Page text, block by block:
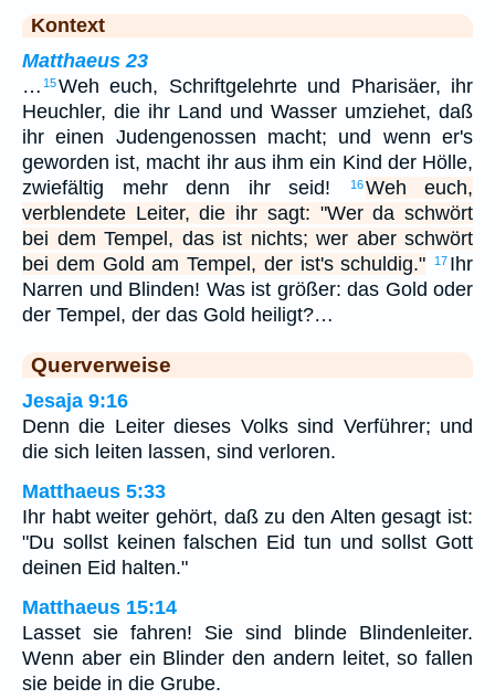
Kontext
Matthaeus 23
… 15Weh euch, Schriftgelehrte und Pharisäer, ihr
Heuchler, die ihr Land und Wasser umziehet, daß
ihr einen Judengenossen macht; und wenn er's
geworden ist, macht ihr aus ihm ein Kind der Hölle,
zwiefältig mehr denn ihr seid!
16 Weh euch,
verblendete Leiter, die ihr sagt: "Wer da schwört
bei dem Tempel, das ist nichts; wer aber schwört
bei dem Gold am Tempel, der ist's schuldig."
17 Ihr
Narren und Blinden! Was ist größer: das Gold oder
der Tempel, der das Gold heiligt?…
Querverweise
Jesaja 9:16
Denn die Leiter dieses Volks sind Verführer; und
die sich leiten lassen, sind verloren.
Matthaeus 5:33
Ihr habt weiter gehört, daß zu den Alten gesagt ist:
"Du sollst keinen falschen Eid tun und sollst Gott
deinen Eid halten."
Matthaeus 15:14
Lasset sie fahren! Sie sind blinde Blindenleiter.
Wenn aber ein Blinder den andern leitet, so fallen
sie beide in die Grube.